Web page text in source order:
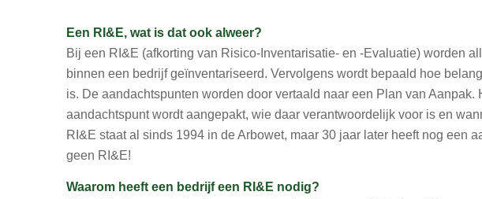
Een RI&E, wat is dat ook alweer?
Bij een RI&E (afkorting van Risico-Inventarisatie- en -Evaluatie) worden
binnen een bedrijf geïnventariseerd. Vervolgens wordt bepaald hoe
is. De aandachtspunten worden door vertaald naar een Plan van
aandachtspunt wordt aangepakt, wie daar verantwoordelijk voor is en
RI&E staat al sinds 1994 in de Arbowet, maar 30 jaar later heeft nog een
geen RI&E!
Waarom heeft een bedrijf een RI&E nodig?